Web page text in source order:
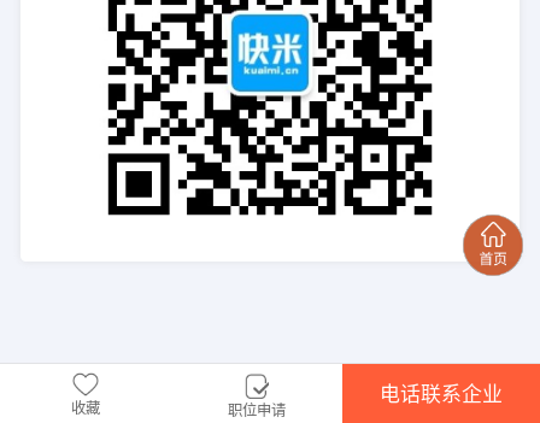
收藏 职位申请
电话联系企业